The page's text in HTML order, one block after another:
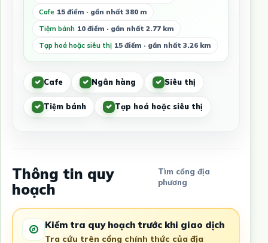
Cafe 15 điểm · gần nhất 380 m
Tiệm bánh 10 điểm · gần nhất 2.77 km
Tạp hoá hoặc siêu thị 15 điểm · gần nhất 3.26 km
Cafe Ngân hàng Siêu thị
Tiệm bánh Tạp hoá hoặc siêu thị
Thông tin quy
hoạch
Tìm cổng địa
phương
Kiểm tra quy hoạch trước khi giao dịch
Tra cứu trên cổng chính thức của địa